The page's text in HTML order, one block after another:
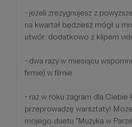
- jeżeli zrezygnujesz z
na kwartał będziesz mógł u
utwór, dodatkowo z klipem
- dwa razy w miesiącu
firmie) w filmie
- raz w roku zagram dla Ciebie
przeprowadzę warsztaty!
mojego duetu "Muzyka w